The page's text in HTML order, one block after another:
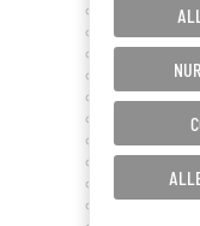
Corralejo
Costa
El Cotillo
Gran Tarajal
La Lajita
La Oliva
La Pared
Lajares